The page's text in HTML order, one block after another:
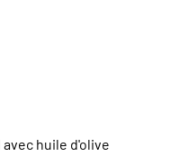
huile d'olive